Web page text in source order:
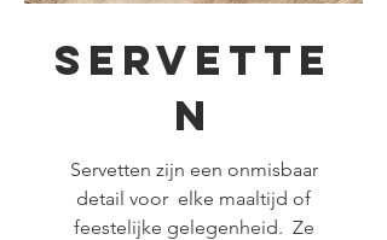
Servette
n
Servetten zijn een onmisbaar
detail voor elke maaltijd of
feestelijke gelegenheid. Ze